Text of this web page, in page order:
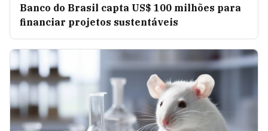
Banco do Brasil capta US$ 100 milhões para
financiar projetos sustentáveis